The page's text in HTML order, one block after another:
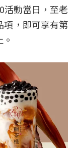
活動當日，至老
項，即可享有第